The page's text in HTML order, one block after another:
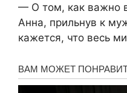
— О том, как важно
Анна, прильнув к
кажется, что весь